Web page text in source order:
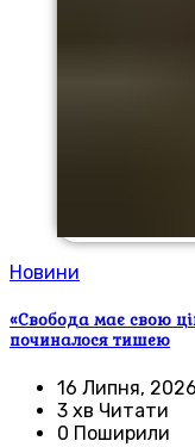
Новини
«Свобода має свою
починалося тишею
16 Липня, 2026
3 хв Читати
0 Поширили